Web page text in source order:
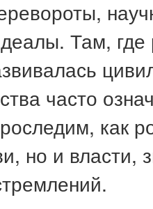
Там,
часто
как
но и власти,